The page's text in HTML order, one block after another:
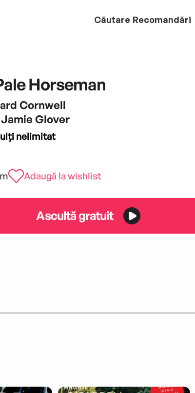
Căutare Recomandări
Horseman
Cornwell
Jamie Glover
nelimitat
Adaugă la wishlist
Ascultă gratuit